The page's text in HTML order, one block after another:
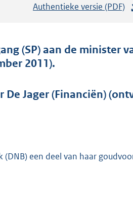
Authentieke versie (PDF)
t
d
o
(SP) aan de minister
2011).
Jager (Financiën)
(DNB) een deel van haar